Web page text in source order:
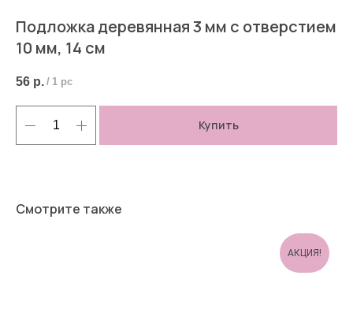
Подложка деревянная 3 мм с отверстием
10 мм, 14 см
56 р. / 1 pc
Купить
Смотрите также
АКЦИЯ!